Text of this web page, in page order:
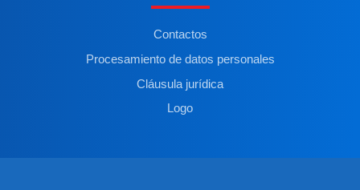
Contactos
Procesamiento de datos personales
Cláusula jurídica
Logo